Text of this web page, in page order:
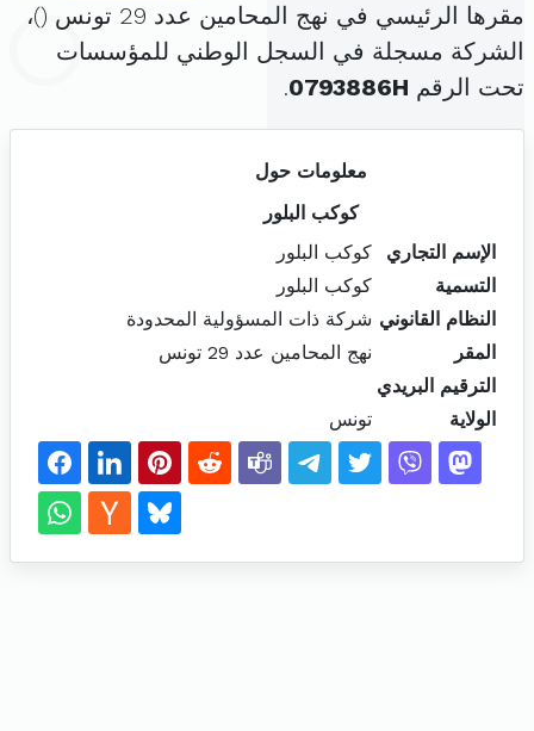
مقرها الرئيسي في نهج المحامين عدد 29 تونس (
)،
الشركة مسجلة في السجل الوطني للمؤسسات
تحت الرقم 0793886H
.
معلومات حول
كوكب البلور
الإسم التجاري
كوكب البلور
التسمية
كوكب البلور
النظام القانوني شركة ذات المسؤولية المحدودة
المقر
نهج المحامين عدد 29 تونس
الترقيم البريدي
الولاية
تونس